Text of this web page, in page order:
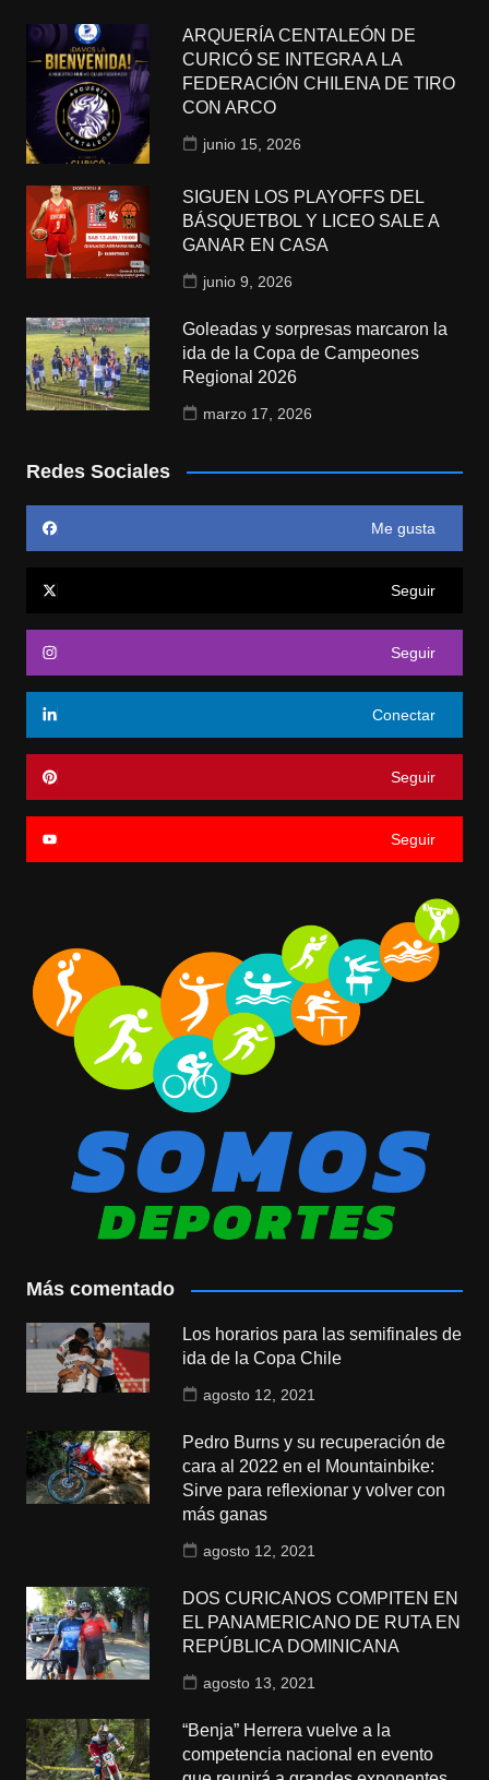
ARQUERÍA CENTALEÓN DE
CURICÓ SE INTEGRA A LA
FEDERACIÓN CHILENA DE TIRO
CON ARCO
junio 15, 2026
SIGUEN LOS PLAYOFFS DEL
BÁSQUETBOL Y LICEO SALE A
GANAR EN CASA
junio 9, 2026
Goleadas y sorpresas marcaron la
ida de la Copa de Campeones
Regional 2026
marzo 17, 2026
Redes Sociales
Me gusta
Seguir
Seguir
Conectar
Seguir
Seguir
Más comentado
Los horarios para las semifinales de
ida de la Copa Chile
agosto 12, 2021
Pedro Burns y su recuperación de
cara al 2022 en el Mountainbike:
Sirve para reflexionar y volver con
más ganas
agosto 12, 2021
DOS CURICANOS COMPITEN EN
EL PANAMERICANO DE RUTA EN
REPÚBLICA DOMINICANA
agosto 13, 2021
“Benja” Herrera vuelve a la
competencia nacional en evento